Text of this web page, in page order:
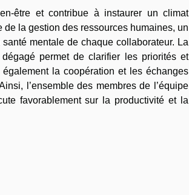
être et contribue à instaurer un climat
la gestion des ressources humaines, un
mentale de chaque collaborateur. La
permet de clarifier les priorités et
la coopération et les échanges
l’ensemble des membres de l’équipe
favorablement sur la productivité et la